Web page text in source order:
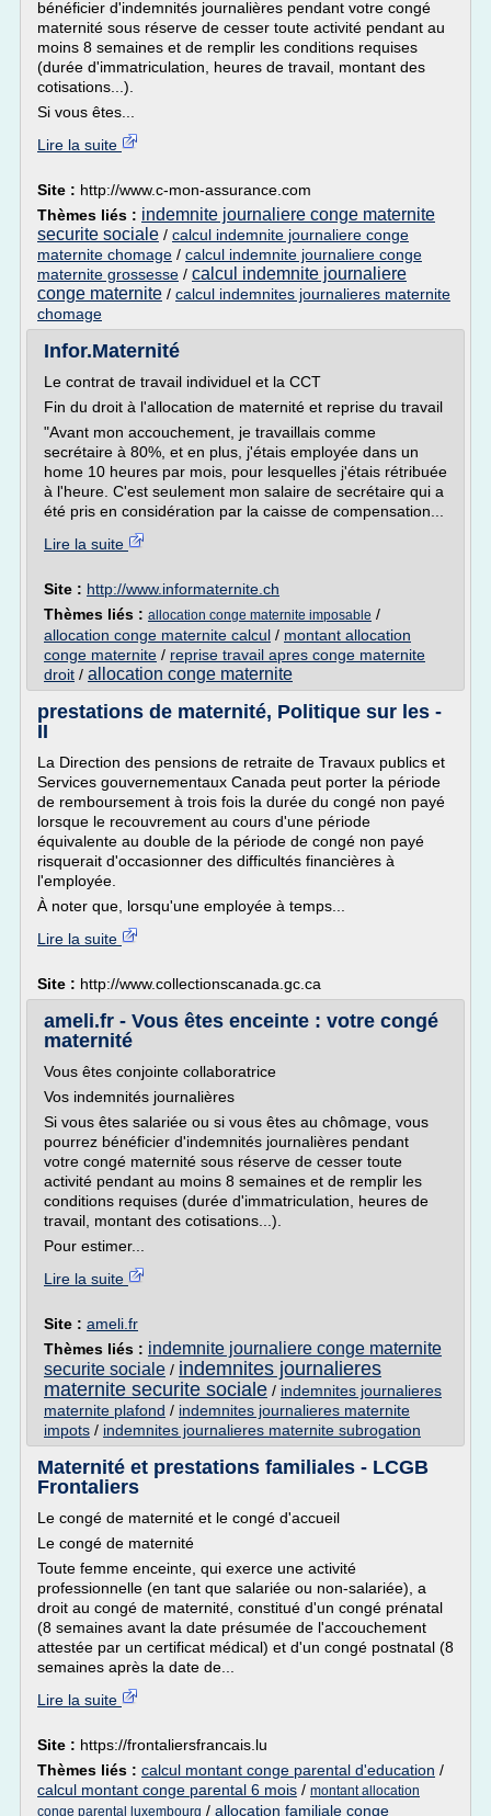
bénéficier d'indemnités journalières pendant votre congé
maternité sous réserve de cesser toute activité pendant au
moins 8 semaines et de remplir les conditions requises
(durée d'immatriculation, heures de travail, montant des
cotisations...).
Si vous êtes...
Lire la suite
Site : http://www.c-mon-assurance.com
Thèmes liés : indemnite journaliere conge maternite
securite sociale / calcul indemnite journaliere conge
maternite chomage / calcul indemnite journaliere conge
maternite grossesse / calcul indemnite journaliere
conge maternite / calcul indemnites journalieres maternite
chomage
Infor.Maternité
Le contrat de travail individuel et la CCT
Fin du droit à l'allocation de maternité et reprise du travail
"Avant mon accouchement, je travaillais comme
secrétaire à 80%, et en plus, j'étais employée dans un
home 10 heures par mois, pour lesquelles j'étais rétribuée
à l'heure. C'est seulement mon salaire de secrétaire qui a
été pris en considération par la caisse de compensation...
Lire la suite
Site : http://www.informaternite.ch
Thèmes liés : allocation conge maternite imposable /
allocation conge maternite calcul / montant allocation
conge maternite / reprise travail apres conge maternite
droit / allocation conge maternite
prestations de maternité, Politique sur les -
II
La Direction des pensions de retraite de Travaux publics et
Services gouvernementaux Canada peut porter la période
de remboursement à trois fois la durée du congé non payé
lorsque le recouvrement au cours d'une période
équivalente au double de la période de congé non payé
risquerait d'occasionner des difficultés financières à
l'employée.
À noter que, lorsqu'une employée à temps...
Lire la suite
Site : http://www.collectionscanada.gc.ca
ameli.fr - Vous êtes enceinte : votre congé
maternité
Vous êtes conjointe collaboratrice
Vos indemnités journalières
Si vous êtes salariée ou si vous êtes au chômage, vous
pourrez bénéficier d'indemnités journalières pendant
votre congé maternité sous réserve de cesser toute
activité pendant au moins 8 semaines et de remplir les
conditions requises (durée d'immatriculation, heures de
travail, montant des cotisations...).
Pour estimer...
Lire la suite
Site : ameli.fr
Thèmes liés : indemnite journaliere conge maternite
securite sociale / indemnites journalieres
maternite securite sociale / indemnites journalieres
maternite plafond / indemnites journalieres maternite
impots / indemnites journalieres maternite subrogation
Maternité et prestations familiales - LCGB
Frontaliers
Le congé de maternité et le congé d'accueil
Le congé de maternité
Toute femme enceinte, qui exerce une activité
professionnelle (en tant que salariée ou non-salariée), a
droit au congé de maternité, constitué d'un congé prénatal
(8 semaines avant la date présumée de l'accouchement
attestée par un certificat médical) et d'un congé postnatal (8
semaines après la date de...
Lire la suite
Site : https://frontaliersfrancais.lu
Thèmes liés : calcul montant conge parental d'education /
calcul montant conge parental 6 mois / montant allocation
conge parental luxembourg / allocation familiale conge